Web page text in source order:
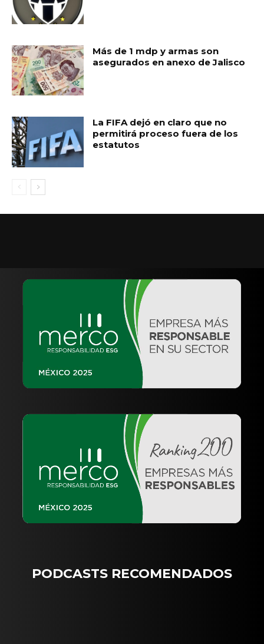
Más de 1 mdp y armas son
asegurados en anexo de Jalisco
La FIFA dejó en claro que no
permitirá proceso fuera de los
estatutos
PODCASTS RECOMENDADOS